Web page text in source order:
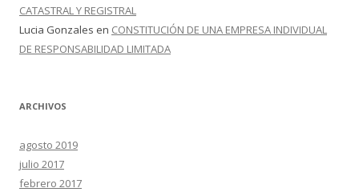
CATASTRAL Y REGISTRAL
Lucia Gonzales en CONSTITUCIÓN DE UNA EMPRESA INDIVIDUAL
DE RESPONSABILIDAD LIMITADA
ARCHIVOS
agosto 2019
julio 2017
febrero 2017